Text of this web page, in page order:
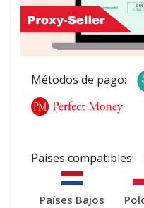
Métodos de pago:
Países compatibles:
Países Bajos